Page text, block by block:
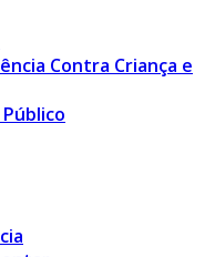
Contra Criança e